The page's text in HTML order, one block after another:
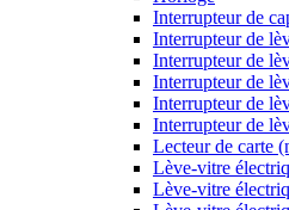
Interrupteur de
Interrupteur de
Interrupteur de
Interrupteur de
Interrupteur de
Interrupteur de
Lecteur de carte
Lève-vitre
Lève-vitre